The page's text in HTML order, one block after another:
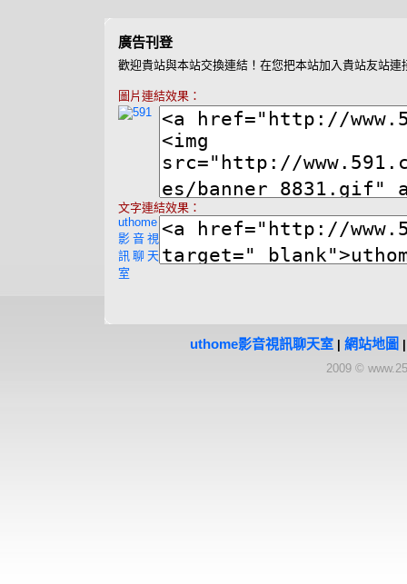
廣告刊登
歡迎貴站與本站交換連結！在您把本站加入貴站友站
圖片連結效果：
文字連結效果：
uthome
影音視
訊聊天
室
uthome影音視訊聊天室| 網站地圖
2009 ©